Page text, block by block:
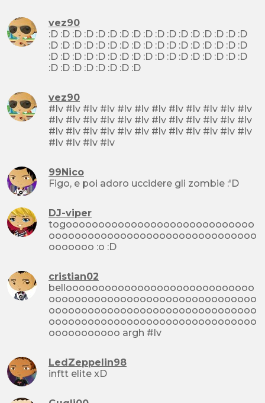
vez90
:D :D :D :D :D :D :D :D :D :D :D :D :D :D :D :D :D
:D :D :D :D :D :D :D :D :D :D :D :D :D :D :D :D :D
:D :D :D :D :D :D :D :D :D :D :D :D :D :D :D :D :D
:D :D :D :D :D :D :D :D
vez90
#lv #lv #lv #lv #lv #lv #lv #lv #lv #lv #lv #lv
#lv #lv #lv #lv #lv #lv #lv #lv #lv #lv #lv #lv
#lv #lv #lv #lv #lv #lv #lv #lv #lv #lv #lv #lv
#lv #lv #lv #lv
99Nico
Figo, e poi adoro uccidere gli zombie :'D
DJ-viper
togooooooooooooooooooooooooooooo
oooooooooooooooooooooooooooooooo
ooooooo :o :D
cristian02
bellooooooooooooooooooooooooooooo
oooooooooooooooooooooooooooooooo
oooooooooooooooooooooooooooooooo
oooooooooooooooooooooooooooooooo
ooooooooooo argh #lv
LedZeppelin98
inftt elite xD